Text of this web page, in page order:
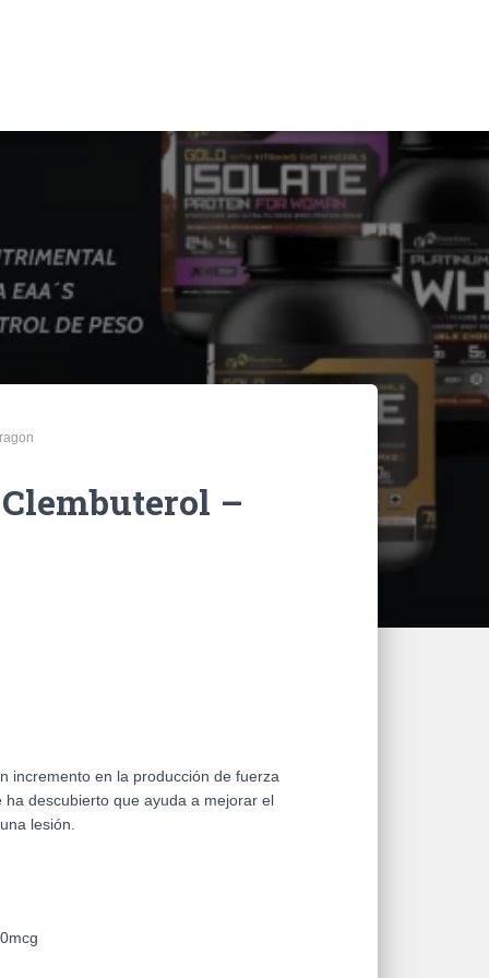
–
incremento en la producción de fuerza
descubierto que ayuda a mejorar el
lesión.